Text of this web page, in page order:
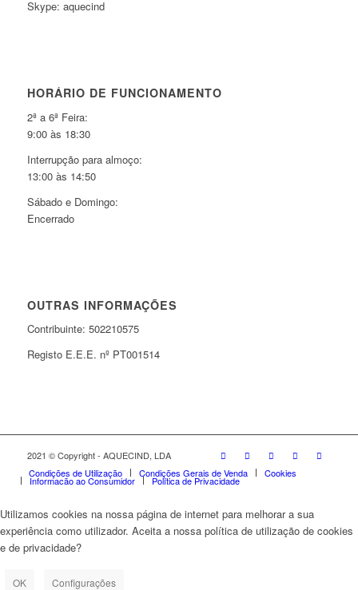
Skype: aquecind
HORÁRIO DE FUNCIONAMENTO
2ª a 6ª Feira:
9:00 às 18:30
Interrupção para almoço:
13:00 às 14:50
Sábado e Domingo:
Encerrado
OUTRAS INFORMAÇÕES
Contribuinte: 502210575
Registo E.E.E. nº PT001514
2021 © Copyright - AQUECIND, LDA
Condições de Utilização
Condições Gerais de Venda Cookies
Informação ao Consumidor Política de Privacidade
Utilizamos cookies na nossa página de internet para melhorar a sua
experiência como utilizador. Aceita a nossa política de utilização de cookies
e de privacidade?
OK Configurações